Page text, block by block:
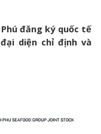
đăng ký quốc tế
diện chỉ định và